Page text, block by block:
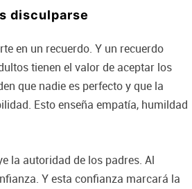
disculparse
en un recuerdo. Y un recuerdo
tienen el valor de aceptar los
que nadie es perfecto y que la
Esto enseña empatía, humildad
la autoridad de los padres. Al
Y esta confianza marcará la